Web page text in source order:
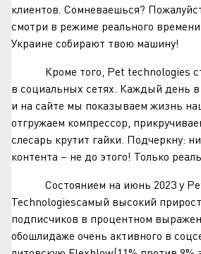
клиентов. Сомневаешься?
смотри в режиме реального
Украине собирают твою машину!
Кроме того, Pet technologies
в социальных сетях. Каждый день
и на сайте мы показываем жизнь
отгружаем компрессор,
слесарь крутит гайки. Подчеркну:
контента – не до этого! Только
Состоянием на июнь 2023 у
Technologiesсамый высокий
подписчиков в процентном
обошлидаже очень активного в